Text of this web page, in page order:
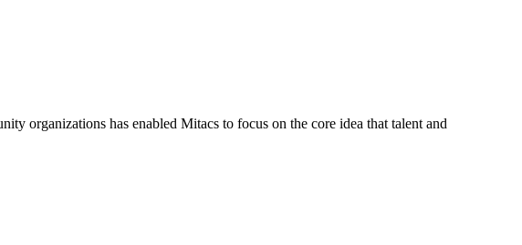
organizations has enabled Mitacs to focus on the core idea that talent and